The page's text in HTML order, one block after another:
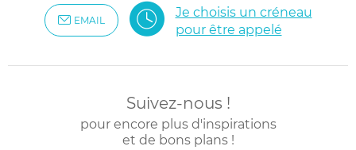
EMAIL
Je choisis un créneau
pour être appelé
Suivez-nous !
pour encore plus d'inspirations
et de bons plans !